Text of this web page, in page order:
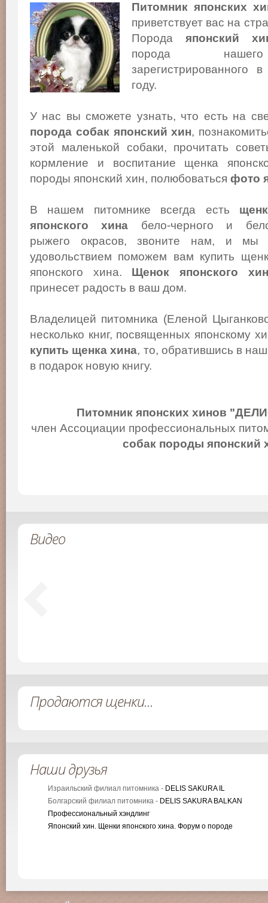
Питомник японских
приветствует вас на
Порода японский
порода
году.
У нас вы сможете узнать, что есть на
порода собак японский хин,
этой маленькой собаки, прочитать
кормление и воспитание щенка
породы японский хин, полюбоваться фото
В нашем питомнике всегда есть
японского хина бело-черного и
рыжего окрасов, звоните нам, и мы
удовольствием поможем вам купить
японского хина. Щенок японского
принесет радость в ваш дом.
Владелицей питомника (Еленой
несколько книг, посвященных японскому
купить щенка хина, то, обратившись в
в подарок новую книгу.
Питомник японских хинов
член Ассоциации профессиональных
собак породы японский
Видео
Продаются щенки...
Наши друзья
Израильский филиал питомника - DELIS SAKURA IL
Болгарский филиал питомника - DELIS SAKURA BALKAN
Профессиональный хэндлинг
Японский хин. Щенки японского хина. Форум о породе